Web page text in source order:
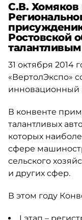
С.В. Хомяков
Ростовской
31 октября 2014
«ВертолЭкспо»
инновационный
В конвенте
талантливых
которых
сфере
сельского
и других сфер.
В этом году